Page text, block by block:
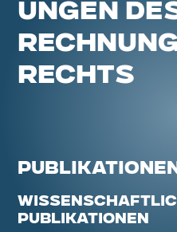
UNGEN
RECHTS
PUBLIKATIONEN
PUBLIKATIONEN